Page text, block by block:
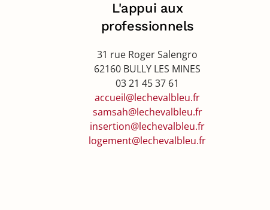
L'appui aux
professionnels
31 rue Roger Salengro
62160 BULLY LES MINES
03 21 45 37 61
accueil@lechevalbleu.fr
samsah@lechevalbleu.fr
insertion@lechevalbleu.fr
logement@lechevalbleu.fr